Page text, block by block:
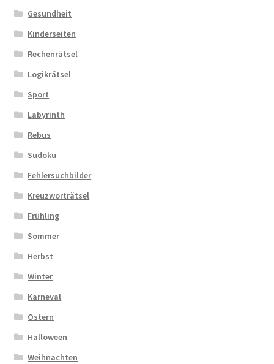
Gesundheit
Kinderseiten
Rechenrätsel
Logikrätsel
Sport
Labyrinth
Rebus
Sudoku
Fehlersuchbilder
Kreuzworträtsel
Frühling
Sommer
Herbst
Winter
Karneval
Ostern
Halloween
Weihnachten